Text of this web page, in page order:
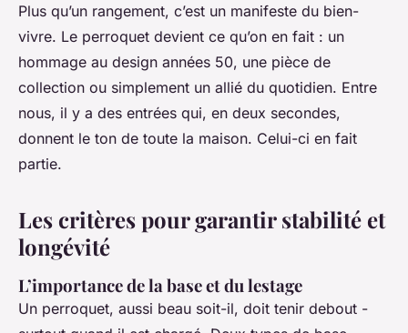
Plus qu’un rangement, c’est un manifeste du bien-
vivre. Le perroquet devient ce qu’on en fait : un
hommage au design années 50, une pièce de
collection ou simplement un allié du quotidien. Entre
nous, il y a des entrées qui, en deux secondes,
donnent le ton de toute la maison. Celui-ci en fait
partie.
Les critères pour garantir stabilité et
longévité
L’importance de la base et du lestage
Un perroquet, aussi beau soit-il, doit tenir debout -